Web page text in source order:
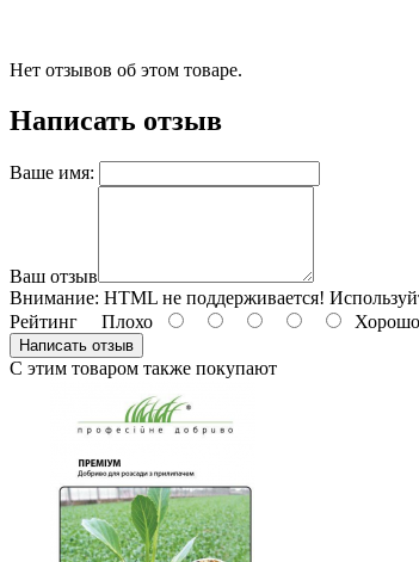
Нет отзывов об этом товаре.
Написать отзыв
Ваше имя:
Ваш отзыв
Внимание: HTML не поддерживается!
Рейтинг Плохо Хорошо
Написать отзыв
С этим товаром также покупают